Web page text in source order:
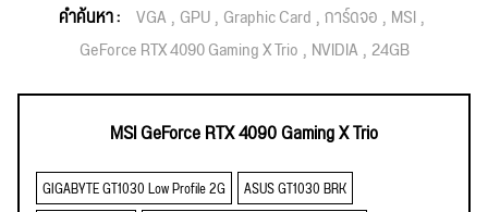
คำค้นหา : VGA GPU Graphic Card การ์ดจอ MSI
GeForce RTX 4090 Gaming X Trio NVIDIA 24GB
MSI GeForce RTX 4090 Gaming X Trio
GIGABYTE GT1030 Low Profile 2G
ASUS GT1030 BRK